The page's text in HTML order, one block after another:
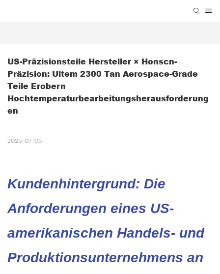
US-Präzisionsteile Hersteller × Honscn-
Präzision: Ultem 2300 Tan Aerospace-Grade
Teile Erobern
Hochtemperaturbearbeitungsherausforderung
En
2025-07-05
Kundenhintergrund: Die
Anforderungen eines US-
amerikanischen Handels- und
Produktionsunternehmens an